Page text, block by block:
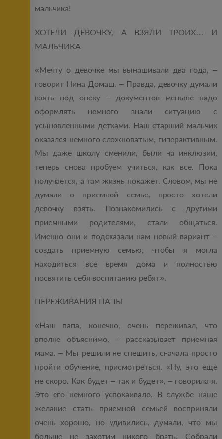
мальчика!
ХОТЕЛИ ДЕВОЧКУ, А ВЗЯЛИ ТРОИХ… И
МАЛЬЧИКА
«Мечту о девочке мы вынашивали два года, –
говорит Нина Домаш. – Правда, девочку думали
взять под опеку – документов меньше надо
оформлять немного знали ситуацию с
усыновленными детками. Наш старший мальчик
оказался немного сложноватым, гиперактивным.
Мы даже школу сменили, были на инклюзии,
теперь снова пробуем учиться, как все. Пока
получается, а там жизнь покажет. Словом, мы не
думали о приемной семье, просто хотели
девочку взять. Познакомились с другими
приемными родителями, стали общаться.
Именно они и подсказали нам новый вариант –
создать приемную семью, чтобы я могла
находиться все время дома и полностью
посвятить себя воспитанию ребят».
ПЕРЕЖИВАНИЯ ПАПЫ
«Наш папа, конечно, очень переживал, что
вполне объяснимо, – рассказывает приемная
мама. – Мы решили не спешить, сначала просто
пройти обучение, присмотреться. «Ну, это еще
не скоро. Как будет – так и будет», – говорила я.
Это его немного успокаивало. В службе наше
желание стать приемной семьей восприняли
очень хорошо, но удивились, думали, что мы
больше не захотим никого брать. Собрали